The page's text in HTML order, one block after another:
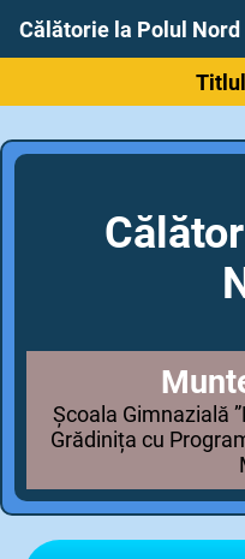
Călătorie la Polul Nord
Școala Gimnazială
Grădinița cu